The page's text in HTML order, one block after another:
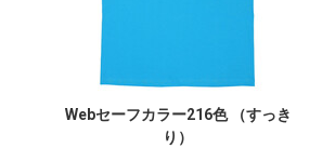
Webセーフカラー216色 （すっき
り）